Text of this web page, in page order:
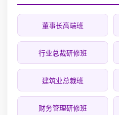
董事长高端班
行业总裁研修班
建筑业总裁班
财务管理研修班